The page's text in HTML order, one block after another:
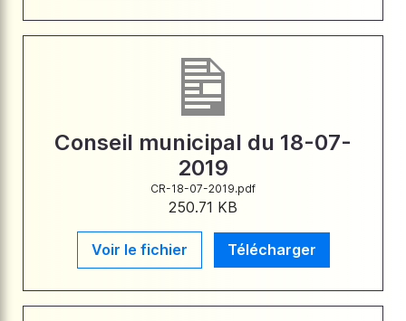
Conseil municipal du 18-07-
2019
CR-18-07-2019.pdf
250.71 KB
Voir le fichier Télécharger